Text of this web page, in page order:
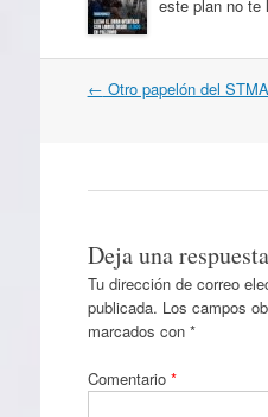
este plan no te
Navegación
← Otro papelón del STMA
Deja una respuesta
Tu dirección de correo
publicada. Los campos
marcados con *
Comentario *